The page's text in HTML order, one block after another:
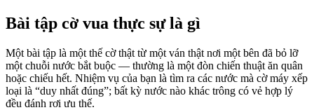
Bài tập cờ vua thực sự là gì
Một bài tập là một thế cờ thật từ một ván thật nơi một bên đã bỏ lỡ
một chuỗi nước bắt buộc — thường là một đòn chiến thuật ăn quân
hoặc chiếu hết. Nhiệm vụ của bạn là tìm ra các nước mà cờ máy xếp
loại là “duy nhất đúng”; bất kỳ nước nào khác trông có vẻ hợp lý
đều đánh rơi ưu thế.